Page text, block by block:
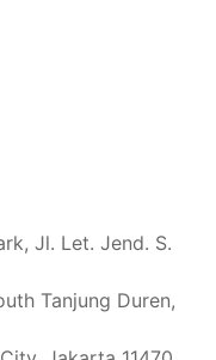
Jl. Let. Jend. S.
Tanjung Duren,